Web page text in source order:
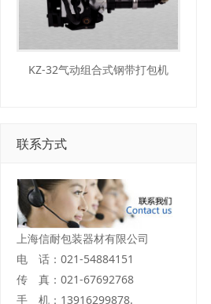
KZ-32气动组合式钢带打包机
联系方式
上海信耐包装器材有限公司
电 话：021-54884151
传 真：021-67692768
手 机：13916299878.